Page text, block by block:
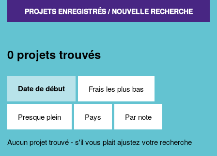
PROJETS ENREGISTRÉS/ NOUVELLE RECHERCHE
0 projets trouvés
Date de début Frais les plus bas
Presque plein Pays Par note
Aucun projet trouvé - s'il vous plait ajustez votre recherche